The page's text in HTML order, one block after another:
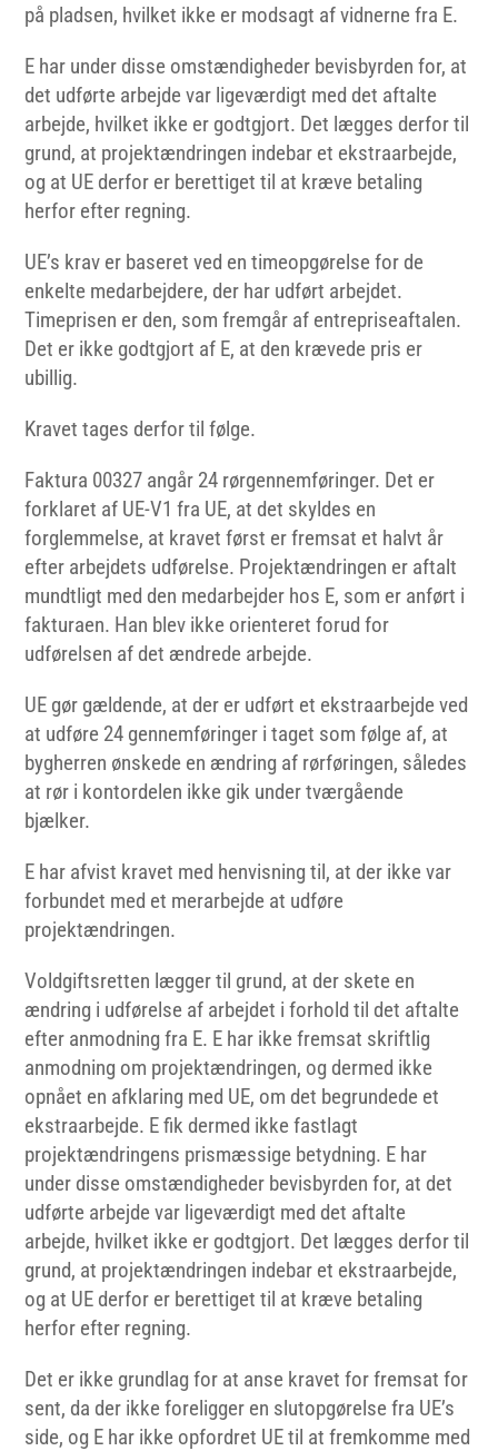
på pladsen, hvilket ikke er modsagt af vidnerne fra E.
E har under disse omstændigheder bevisbyrden for, at
det udførte arbejde var ligeværdigt med det aftalte
arbejde, hvilket ikke er godtgjort. Det lægges derfor til
grund, at projektændringen indebar et ekstraarbejde,
og at UE derfor er berettiget til at kræve betaling
herfor efter regning.
UE’s krav er baseret ved en timeopgørelse for de
enkelte medarbejdere, der har udført arbejdet.
Timeprisen er den, som fremgår af entrepriseaftalen.
Det er ikke godtgjort af E, at den krævede pris er
ubillig.
Kravet tages derfor til følge.
Faktura 00327 angår 24 rørgennemføringer. Det er
forklaret af UE-V1 fra UE, at det skyldes en
forglemmelse, at kravet først er fremsat et halvt år
efter arbejdets udførelse. Projektændringen er aftalt
mundtligt med den medarbejder hos E, som er anført i
fakturaen. Han blev ikke orienteret forud for
udførelsen af det ændrede arbejde.
UE gør gældende, at der er udført et ekstraarbejde ved
at udføre 24 gennemføringer i taget som følge af, at
bygherren ønskede en ændring af rørføringen, således
at rør i kontordelen ikke gik under tværgående
bjælker.
E har afvist kravet med henvisning til, at der ikke var
forbundet med et merarbejde at udføre
projektændringen.
Voldgiftsretten lægger til grund, at der skete en
ændring i udførelse af arbejdet i forhold til det aftalte
efter anmodning fra E. E har ikke fremsat skriftlig
anmodning om projektændringen, og dermed ikke
opnået en afklaring med UE, om det begrundede et
ekstraarbejde. E fik dermed ikke fastlagt
projektændringens prismæssige betydning. E har
under disse omstændigheder bevisbyrden for, at det
udførte arbejde var ligeværdigt med det aftalte
arbejde, hvilket ikke er godtgjort. Det lægges derfor til
grund, at projektændringen indebar et ekstraarbejde,
og at UE derfor er berettiget til at kræve betaling
herfor efter regning.
Det er ikke grundlag for at anse kravet for fremsat for
sent, da der ikke foreligger en slutopgørelse fra UE’s
side, og E har ikke opfordret UE til at fremkomme med